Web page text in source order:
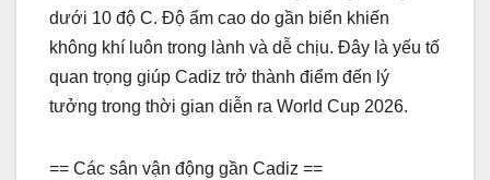
dưới 10 độ C. Độ ẩm cao do gần biển khiến
không khí luôn trong lành và dễ chịu. Đây là yếu tố
quan trọng giúp Cadiz trở thành điểm đến lý
tưởng trong thời gian diễn ra World Cup 2026.
== Các sân vận động gần Cadiz ==